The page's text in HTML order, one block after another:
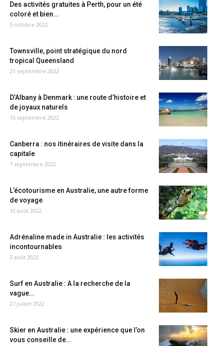
Des activités gratuites à Perth, pour un été
coloré et bien...
5 octobre 2022
Townsville, point stratégique du nord
tropical Queensland
21 septembre 2022
D’Albany à Denmark : une route d’histoire et
de joyaux naturels
15 septembre 2022
Canberra : nos itinéraires de visite dans la
capitale
7 septembre 2022
L’écotourisme en Australie, une autre forme
de voyage
10 août 2022
Adrénaline made in Australie : les activités
incontournables
3 août 2022
Surf en Australie : A la recherche de la
vague...
27 juillet 2022
Skier en Australie : une expérience que l’on
vous conseille de...